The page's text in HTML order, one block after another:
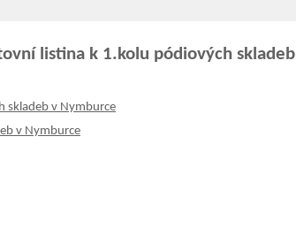
listina k 1.kolu pódiových skladeb
skladeb v Nymburce
v Nymburce